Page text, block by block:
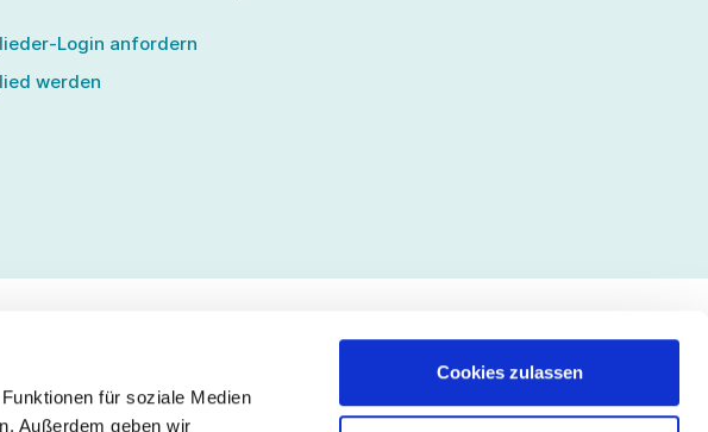
für soziale Medien
Außerdem geben wir
Cookies zulassen
Login anfordern
werden
Folgen Sie uns